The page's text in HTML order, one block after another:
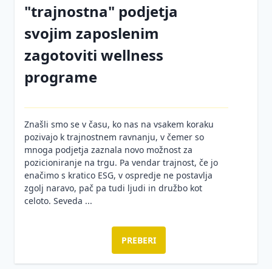
mestu -
članki
Reševanje
zlorabe
drog na
mestu s
pomočjo
detektiva
Bolniške
odsotnosti
reševanje
absentizma
Nezgode
Varnost
vzdrževalnih
delih
Požarna
"trajnostna" podjetja
svojim zaposlenim
zagotoviti wellness
programe
Znašli smo se v času, ko nas na vsakem koraku
pozivajo k trajnostnem ravnanju, v čemer so
mnoga podjetja zaznala novo možnost za
pozicioniranje na trgu. Pa vendar trajnost, če jo
enačimo s kratico ESG, v ospredje ne postavlja
zgolj naravo, pač pa tudi ljudi in družbo kot
celoto. Seveda ...
PREBERI